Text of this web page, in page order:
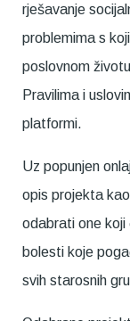
rješavanje
problemima s
poslovnom
Pravilima i
platformi.
Uz popunjen
opis projekta
odabrati one koji
bolesti koje
svih starosnih